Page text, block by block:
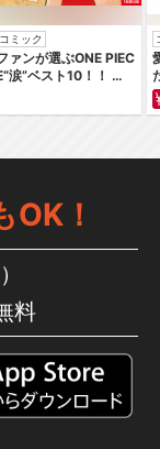
コミック
ァンが選ぶONE PIEC
涙”ベスト10！！ ～
～ カラー版
OK！
料